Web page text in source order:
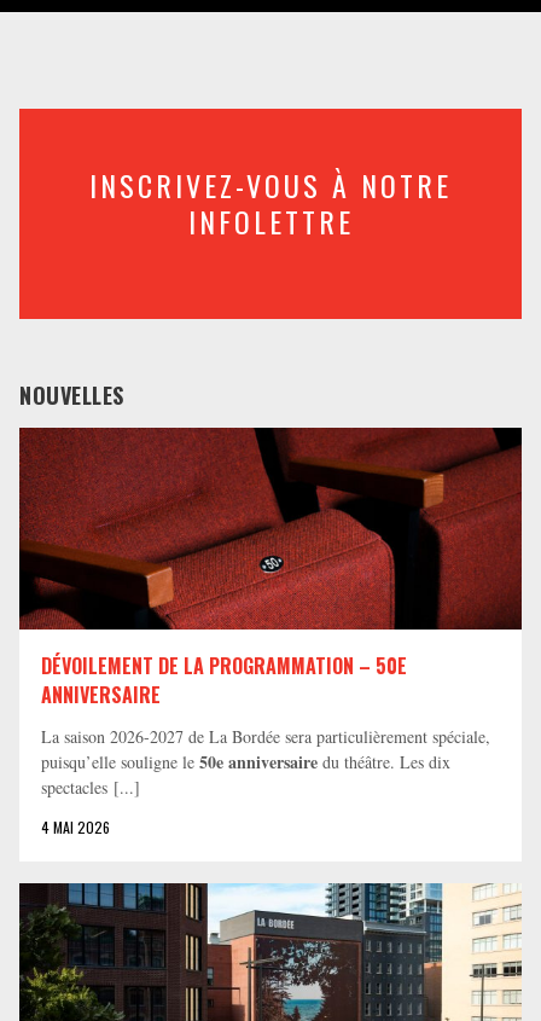
INSCRIVEZ-VOUS À NOTRE
INFOLETTRE
NOUVELLES
DÉVOILEMENT DE LA PROGRAMMATION – 50E
ANNIVERSAIRE
La saison 2026-2027 de La Bordée sera particulièrement spéciale,
puisqu’elle souligne le 50e anniversaire du théâtre. Les dix
spectacles [...]
4 MAI 2026